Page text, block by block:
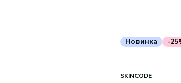
Новинка -
SKINCODE